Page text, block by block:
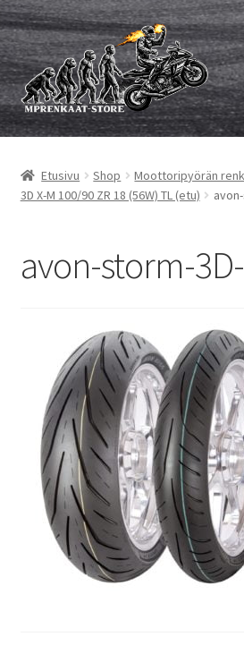
Siirry
navigointiin
Siirry
sisältöön
MP renkaat
Sisärenkaat ja nauhat
Vinkit&ohjeet
Etusivu Shop Moottoripyörän
3D X-M 100/90 ZR 18 (56W) TL (etu)
avon-storm-